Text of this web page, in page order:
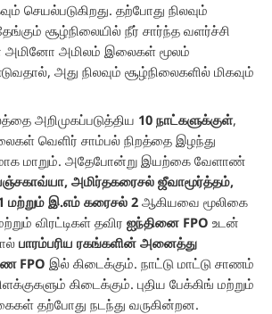
செயல்படுகிறது. தற்போது நிலவும்
சூழ்நிலையில் நீர் சார்ந்த வளர்ச்சி
அமினோ அமிலம் இலைகள் மூலம்
அது நிலவும் சூழ்நிலைகளில் மிகவும்
அறிமுகப்படுத்திய 10 நாட்களுக்குள்,
வெளிர் சாம்பல் நிறத்தை இழந்து
மாறும். அதேபோன்று இயற்கை வேளாண்
அமிர்தகரைசல் ஜீவாமூர்த்தம்,
இ.எம் கரைசல் 2 ஆகியவை மூலிகை
விரட்டிகள் தவிர ஐந்தினை FPO உடன்
பாரம்பரிய ரகங்களின் அனைத்து
FPO இல் கிடைக்கும். நாட்டு மாட்டு சாணம்
கிடைக்கும். புதிய பேக்கிங் மற்றும்
தற்போது நடந்து வருகின்றன.